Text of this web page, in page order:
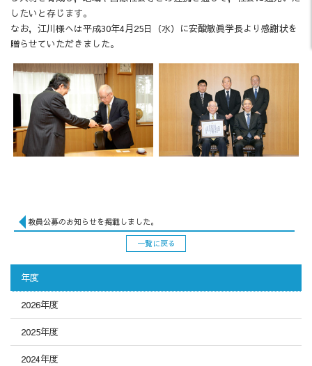
したいと存じます。
なお，江川様へは平成30年4月25日（水）に安酸敏眞学長より感謝状を
贈らせていただきました。
教員公募のお知らせを掲載しました。
一覧に戻る
年度
2026年度
2025年度
2024年度